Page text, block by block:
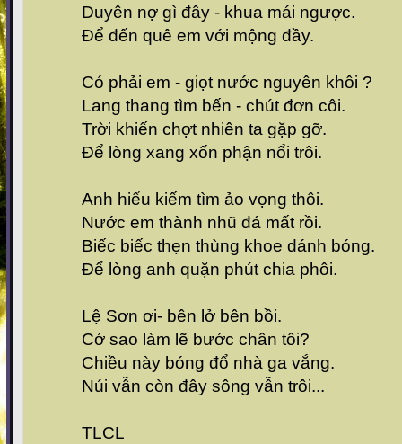
Duyên nợ gì đây - khua mái ngược.
Để đến quê em với mộng đầy.
Có phải em - giọt nước nguyên khôi ?
Lang thang tìm bến - chút đơn côi.
Trời khiến chợt nhiên ta gặp gỡ.
Để lòng xang xốn phận nổi trôi.
Anh hiểu kiếm tìm ảo vọng thôi.
Nước em thành nhũ đá mất rồi.
Biếc biếc thẹn thùng khoe dánh bóng.
Để lòng anh quặn phút chia phôi.
Lệ Sơn ơi- bên lở bên bồi.
Cớ sao làm lẽ bước chân tôi?
Chiều này bóng đổ nhà ga vắng.
Núi vẫn còn đây sông vẫn trôi...
TLCL